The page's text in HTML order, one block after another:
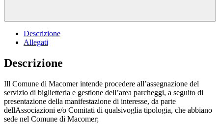
Descrizione
Allegati
Descrizione
Ill Comune di Macomer intende procedere all’assegnazione del
servizio di biglietteria e gestione dell’area parcheggi, a seguito di
presentazione della manifestazione di interesse, da parte
dellAssociazioni e/o Comitati di qualsivoglia tipologia, che abbiano
sede nel Comune di Macomer;